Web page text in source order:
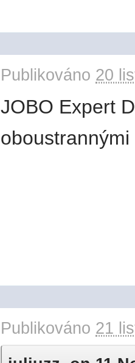
Publikováno 20
JOBO Expert
Publikováno 21